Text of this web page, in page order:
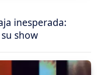
inesperada:
show